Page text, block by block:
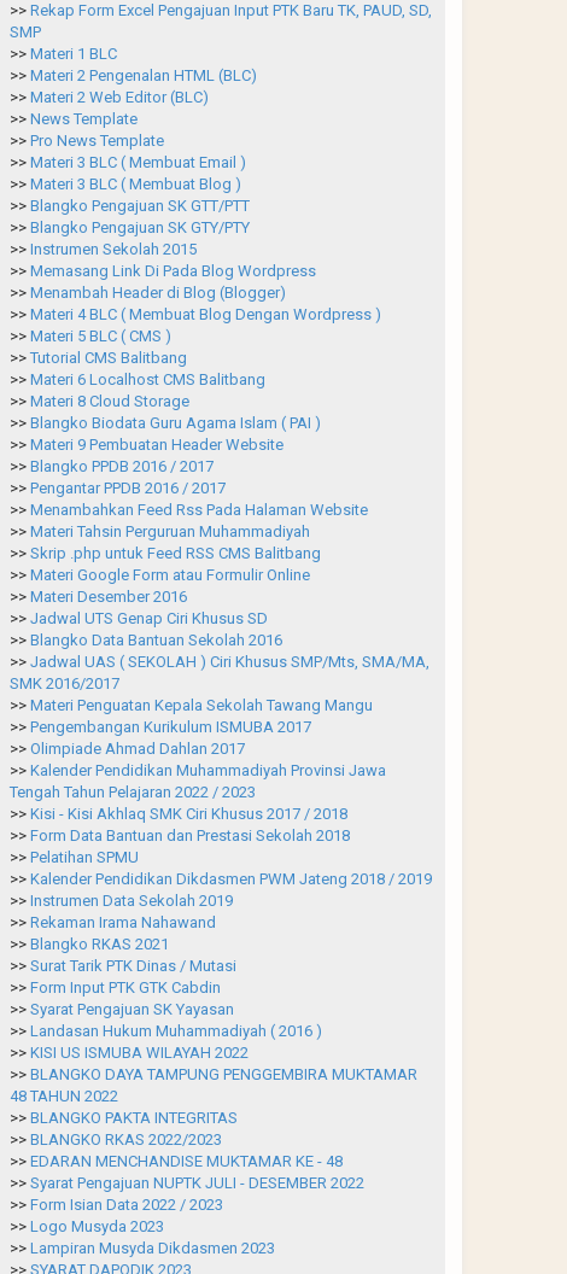
>> Rekap Form Excel Pengajuan Input PTK Baru TK, PAUD, SD,
SMP
>> Materi 1 BLC
>> Materi 2 Pengenalan HTML (BLC)
>> Materi 2 Web Editor (BLC)
>> News Template
>> Pro News Template
>> Materi 3 BLC ( Membuat Email )
>> Materi 3 BLC ( Membuat Blog )
>> Blangko Pengajuan SK GTT/PTT
>> Blangko Pengajuan SK GTY/PTY
>> Instrumen Sekolah 2015
>> Memasang Link Di Pada Blog Wordpress
>> Menambah Header di Blog (Blogger)
>> Materi 4 BLC ( Membuat Blog Dengan Wordpress )
>> Materi 5 BLC ( CMS )
>> Tutorial CMS Balitbang
>> Materi 6 Localhost CMS Balitbang
>> Materi 8 Cloud Storage
>> Blangko Biodata Guru Agama Islam ( PAI )
>> Materi 9 Pembuatan Header Website
>> Blangko PPDB 2016 / 2017
>> Pengantar PPDB 2016 / 2017
>> Menambahkan Feed Rss Pada Halaman Website
>> Materi Tahsin Perguruan Muhammadiyah
>> Skrip .php untuk Feed RSS CMS Balitbang
>> Materi Google Form atau Formulir Online
>> Materi Desember 2016
>> Jadwal UTS Genap Ciri Khusus SD
>> Blangko Data Bantuan Sekolah 2016
>> Jadwal UAS ( SEKOLAH ) Ciri Khusus SMP/Mts, SMA/MA,
SMK 2016/2017
>> Materi Penguatan Kepala Sekolah Tawang Mangu
>> Pengembangan Kurikulum ISMUBA 2017
>> Olimpiade Ahmad Dahlan 2017
>> Kalender Pendidikan Muhammadiyah Provinsi Jawa
Tengah Tahun Pelajaran 2022 / 2023
>> Kisi - Kisi Akhlaq SMK Ciri Khusus 2017 / 2018
>> Form Data Bantuan dan Prestasi Sekolah 2018
>> Pelatihan SPMU
>> Kalender Pendidikan Dikdasmen PWM Jateng 2018 / 2019
>> Instrumen Data Sekolah 2019
>> Rekaman Irama Nahawand
>> Blangko RKAS 2021
>> Surat Tarik PTK Dinas / Mutasi
>> Form Input PTK GTK Cabdin
>> Syarat Pengajuan SK Yayasan
>> Landasan Hukum Muhammadiyah ( 2016 )
>> KISI US ISMUBA WILAYAH 2022
>> BLANGKO DAYA TAMPUNG PENGGEMBIRA MUKTAMAR
48 TAHUN 2022
>> BLANGKO PAKTA INTEGRITAS
>> BLANGKO RKAS 2022/2023
>> EDARAN MENCHANDISE MUKTAMAR KE - 48
>> Syarat Pengajuan NUPTK JULI - DESEMBER 2022
>> Form Isian Data 2022 / 2023
>> Logo Musyda 2023
>> Lampiran Musyda Dikdasmen 2023
>> SYARAT DAPODIK 2023